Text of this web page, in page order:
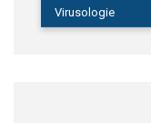
Virusologie